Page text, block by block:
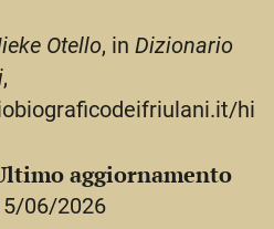
Otello, in Dizionario
,
hi
aggiornamento
06/2026